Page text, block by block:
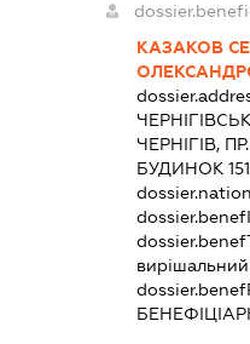
КАЗАКОВ
ЧЕРНІГІВ,
БУДИНОК